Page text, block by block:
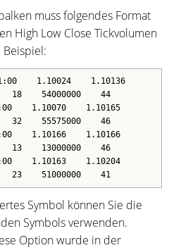
muss folgendes Format
High Low Close Tickvolumen
Beispiel:
1.10024 1.10136
18 54000000 44
1.10070 1.10165
32 55575000 46
1.10166 1.10166
13 13000000 46
1.10163 1.10204
23 51000000 41
Symbol können Sie die
Symbols verwenden.
Option wurde in der